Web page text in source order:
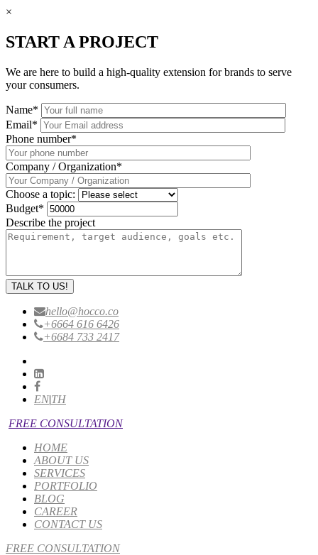
×
START A PROJECT
We are here to build a high-quality extension for brands to serve
your consumers.
Name*
Email*
Phone number*
Company / Organization*
Choose a topic:
Budget*
Describe the project
hello@hocco.co
+6664 616 6426
+6684 733 2417
EN|TH
FREE CONSULTATION
HOME
ABOUT US
SERVICES
PORTFOLIO
BLOG
CAREER
CONTACT US
FREE CONSULTATION